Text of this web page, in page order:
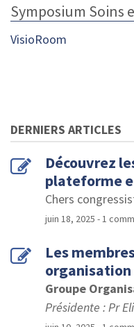
Symposium Soins
VisioRoom
DERNIERS ARTICLES
Découvrez
plateforme
Chers
juin 18, 2025 - 1
Les
Groupe
Présidente : Pr